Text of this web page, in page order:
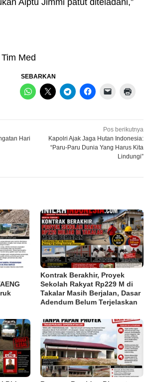
Aiptu Jimmi patut diteladani,”
Med
SEBARKAN
Hari
Pos berikutnya
Kapolri Ajak Jaga Hutan Indonesia:
“Paru-Paru Dunia Yang Harus Kita
Lindungi”
Kontrak Berakhir, Proyek
Sekolah Rakyat Rp229 M di
Takalar Masih Berjalan, Dasar
Adendum Belum Terjelaskan